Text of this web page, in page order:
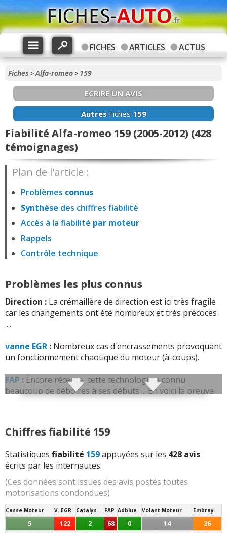
FICHES ARTICLES ACTUS
Fiches >Alfa-romeo > 159
ECRIRE UN AVIS
AutresFiches 159
Fiabilité Alfa-romeo 159 (2005-2012) (428
témoignages)
Plan de l'article :
Problèmes connus
Synthèse des chiffres fiabilité
Accès à la fiabilité par moteur
Rappels
Contrôle technique
Problèmes les plus connus
Direction : La crémaillère de direction est ici très fragile
car les changements ont été nombreux et très précoces
....
vanne EGR : Nombreux cas d'encrassements provoquant
un fonctionnement chaotique du moteur (à-coups).
FAP : Encore récente, cette technologie a connu
beaucoup de déboires à ses débuts ... En voici la preuve
les marques depuis l'apparition de plastiques
recyclables, des craquement peuvent arriver avec le
temps
Train avant :Les silentblocs de bras sont assez fragiles
et ils induis0net rapidement des couinements et du jeu,
menant à devoir les remplacer.
Chiffres fiabilité 159
Statistiques fiabilité 159appuyées sur les 428 avis
écrits par les internautes.
(Ces données sont issues des avis postés toutes
motorisations condondues)
Casse Moteur V. EGR Catalys. FAP Adblue Volant Moteur Embray.
5 122 2 68 0 14 26